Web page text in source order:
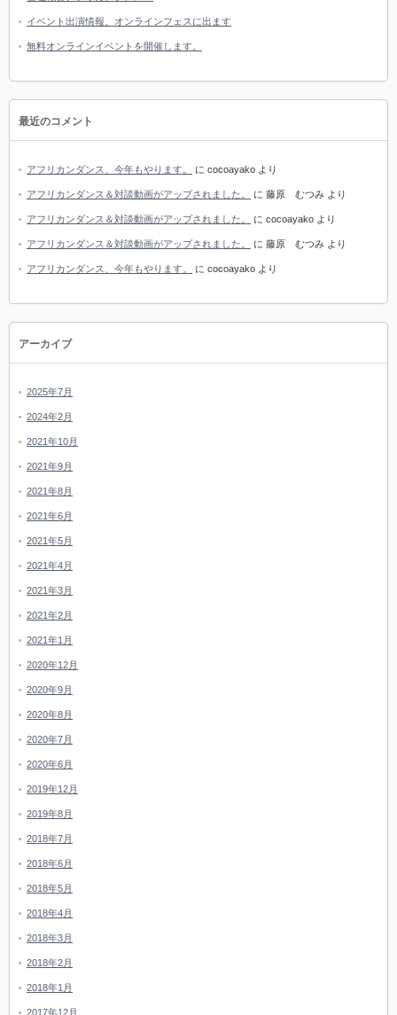
イベント出演情報。オンラインフェスに出ます
無料オンラインイベントを開催します。
最近のコメント
アフリカンダンス、今年もやります。 に cocoayako より
アフリカンダンス＆対談動画がアップされました。 に 藤原 むつみ より
アフリカンダンス＆対談動画がアップされました。 に cocoayako より
アフリカンダンス＆対談動画がアップされました。 に 藤原 むつみ より
アフリカンダンス、今年もやります。 に cocoayako より
アーカイブ
2025年7月
2024年2月
2021年10月
2021年9月
2021年8月
2021年6月
2021年5月
2021年4月
2021年3月
2021年2月
2021年1月
2020年12月
2020年9月
2020年8月
2020年7月
2020年6月
2019年12月
2019年8月
2018年7月
2018年6月
2018年5月
2018年4月
2018年3月
2018年2月
2018年1月
2017年12月